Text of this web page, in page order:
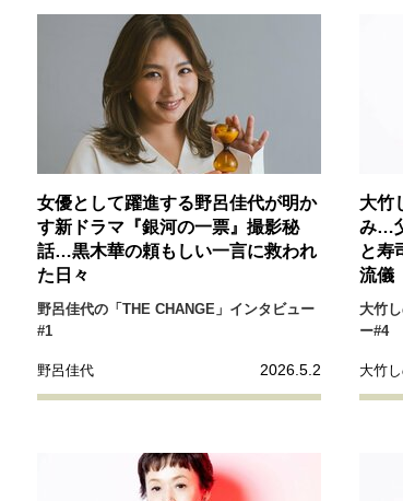
女優として躍進する野呂佳代が明か
す新ドラマ『銀河の一票』撮影秘
話…黒木華の頼もしい一言に救われ
た日々
野呂佳代の「THE CHANGE」インタビュー
#1
野呂佳代 2026.5.2
大竹
み…
と寿
流儀
大竹
ー#4
大竹